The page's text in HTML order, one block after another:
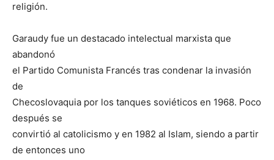
religión.
Garaudy fue un destacado intelectual marxista que
abandonó
el Partido Comunista Francés tras condenar la invasión
de
Checoslovaquia por los tanques soviéticos en 1968. Poco
después se
convirtió al catolicismo y en 1982 al Islam, siendo a partir
de entonces uno